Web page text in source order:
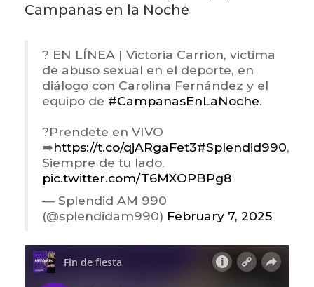
Campanas en la Noche
? EN LÍNEA | Victoria Carrion, victima
de abuso sexual en el deporte, en
diálogo con Carolina Fernández y el
equipo de #CampanasEnLaNoche.
?Prendete en VIVO
➡️https://t.co/qjARgaFet3#Splendid990,
Siempre de tu lado.
pic.twitter.com/T6MXOPBPg8
— Splendid AM 990
(@splendidam990) February 7, 2025